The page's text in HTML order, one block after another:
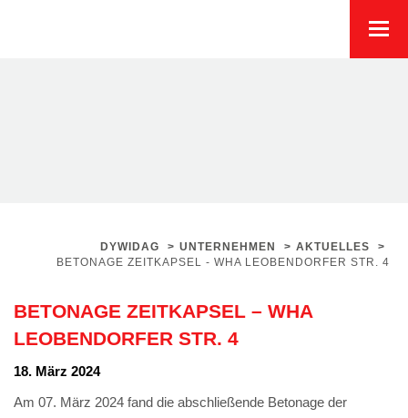
DYWIDAG > UNTERNEHMEN > AKTUELLES
>
BETONAGE ZEITKAPSEL - WHA LEOBENDORFER STR. 4
BETONAGE ZEITKAPSEL – WHA
LEOBENDORFER STR. 4
18. März 2024
Am 07. März 2024 fand die abschließende Betonage der